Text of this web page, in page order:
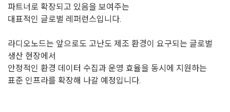
파트너로 확장되고 있음을 보여주는
대표적인 글로벌 레퍼런스입니다.
라디오노드는 앞으로도 고난도 제조 환경이 요구되는 글로벌
생산 현장에서
안정적인 환경 데이터 수집과 운영 효율을 동시에 지원하는
표준 인프라를 확장해 나갈 예정입니다.